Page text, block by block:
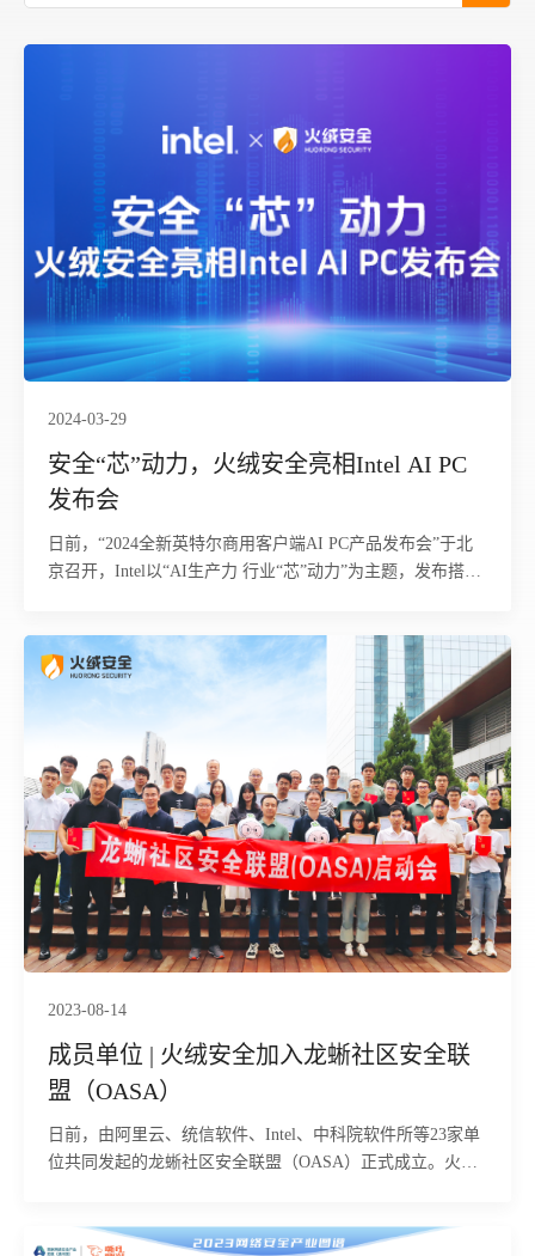
2024-03-29
安全“芯”动力，火绒安全亮相Intel AI PC
发布会
日前，“2024全新英特尔商用客户端AI PC产品发布会”于北
京召开，Intel以“AI生产力 行业“芯”动力”为主题，发布搭载
2023-08-14
成员单位 | 火绒安全加入龙蜥社区安全联
盟（OASA）
日前，由阿里云、统信软件、Intel、中科院软件所等23家单
位共同发起的龙蜥社区安全联盟（OASA）正式成立。火绒